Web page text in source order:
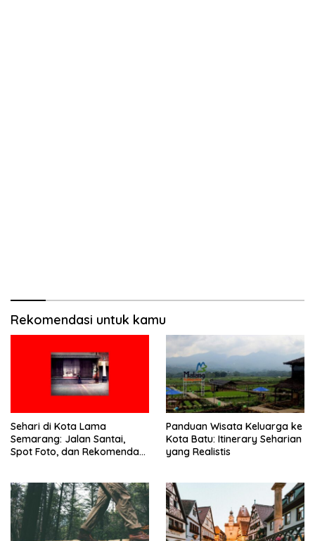
Rekomendasi untuk kamu
Sehari di Kota Lama
Semarang: Jalan Santai,
Spot Foto, dan Rekomendasi
Panduan Wisata Keluarga ke
Kota Batu: Itinerary Seharian
yang Realistis